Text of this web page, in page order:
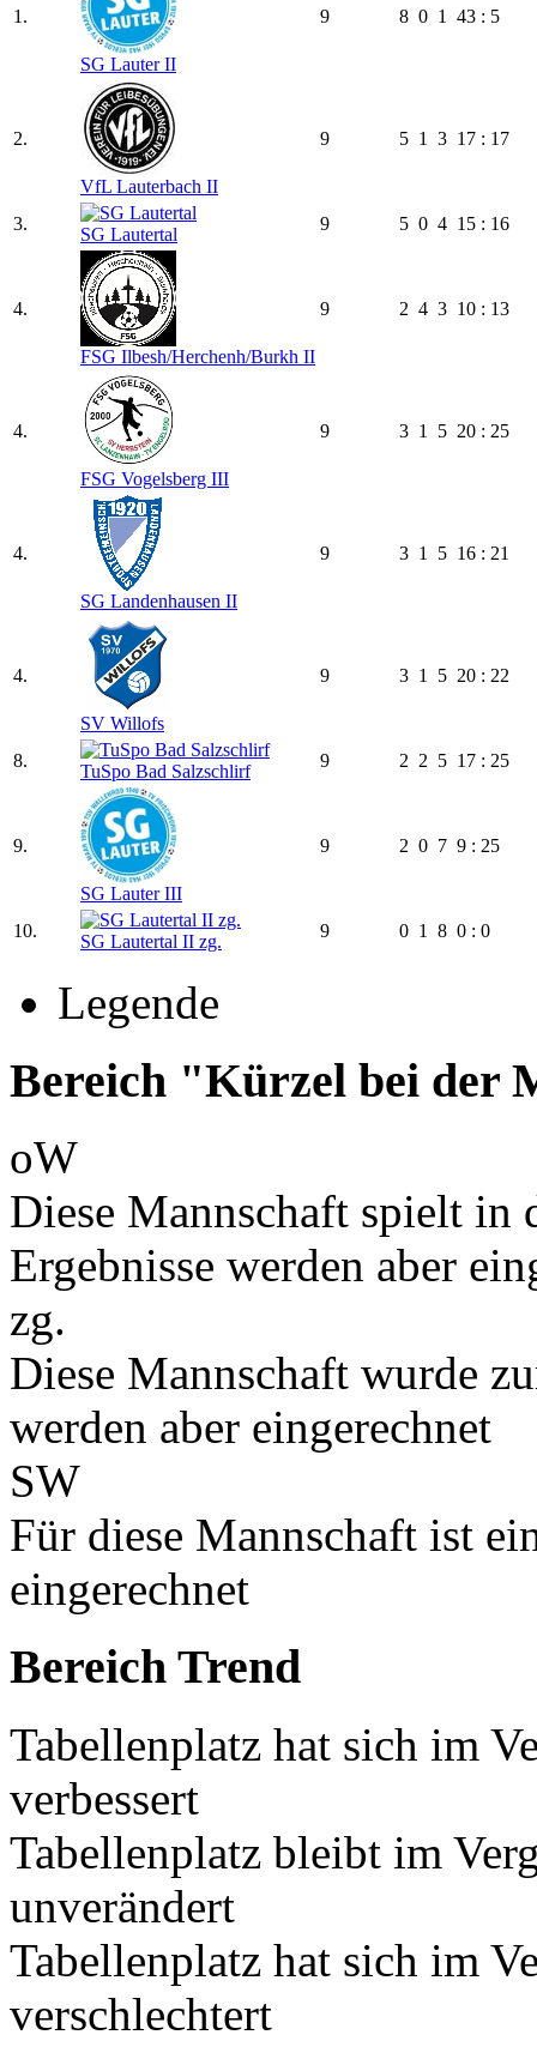
1.
SG Lauter II
9 8 0 1 43 : 5
2.
VfL Lauterbach II
9 5 1 3 17 : 17
3.
SG Lautertal
9 5 0 4 15 : 16
4.
FSG Ilbesh/​Herchenh/​Burkh II
9 2 4 3 10 : 13
4.
FSG Vogelsberg III
9 3 1 5 20 : 25
4.
SG Landenhausen II
9 3 1 5 16 : 21
4.
SV Willofs
9 3 1 5 20 : 22
8.
TuSpo Bad Salzschlirf
9 2 2 5 17 : 25
9.
SG Lauter III
9 2 0 7 9 : 25
10.
SG Lautertal II zg.
9 0 1 8 0 : 0
Legende
Bereich "Kürzel bei der
oW
Diese Mannschaft spielt in
Ergebnisse werden aber
zg.
Diese Mannschaft wurde
werden aber eingerechnet
SW
Für diese Mannschaft ist
eingerechnet
Bereich Trend
Tabellenplatz hat sich im
verbessert
Tabellenplatz bleibt im
unverändert
Tabellenplatz hat sich im
verschlechtert